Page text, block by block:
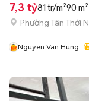
7,3 tỷ81 tr/m²90 m²
Phường Tân Thới
Nguyen Van Hung